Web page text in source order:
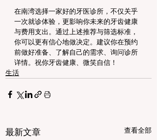
在南湾选择一家好的牙医诊所，不仅关乎
一次就诊体验，更影响你未来的牙齿健康
与费用支出。通过上述推荐与筛选标准，
你可以更有信心地做决定。建议你在预约
前做好准备、了解自己的需求、询问诊所
详情。祝你牙齿健康、微笑自信！
生活
最新文章 查看全部